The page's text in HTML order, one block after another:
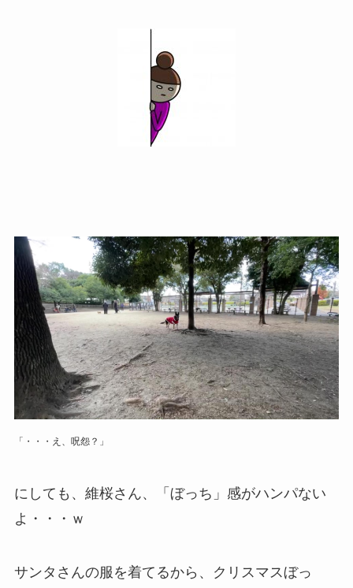
「・・・え、呪怨？」
にしても、維桜さん、「ぼっち」感がハンパない
よ・・・ｗ
サンタさんの服を着てるから、クリスマスぼっ